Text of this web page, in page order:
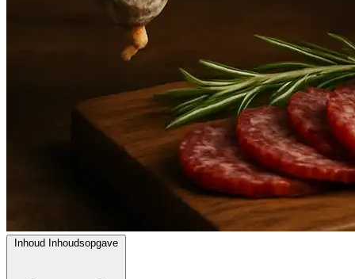
Inhoud Inhoudsopgave